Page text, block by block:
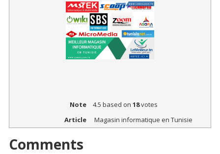
Note 4.5 based on18votes
Article
Magasin informatique en Tunisie
Comments